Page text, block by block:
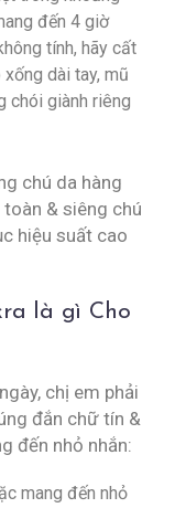
đến 4 giờ
tính, hãy cất
dài tay, mũ
chói giành riêng
chú da hàng
& siêng chú
hiệu suất cao
là gì Cho
chị em phải
đắn chữ tín &
đến nhỏ nhắn:
mang đến nhỏ